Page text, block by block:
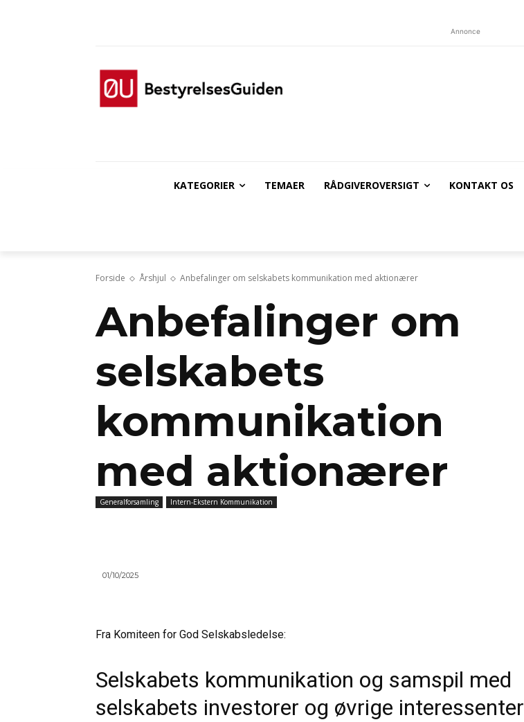
Annonce
KATEGORIER TEMAER RÅDGIVEROVERSIGT KONTAKT OS
Forside Årshjul Anbefalinger om selskabets kommunikation med aktionærer
Anbefalinger om
selskabets
kommunikation
med aktionærer
Generalforsamling Intern-Ekstern Kommunikation
01/10/2025
Fra Komiteen for God Selskabsledelse:
Selskabets kommunikation og samspil med
selskabets investorer og øvrige interessenter